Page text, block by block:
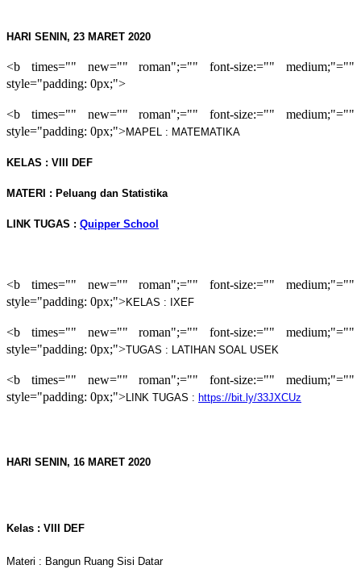
HARI SENIN, 23 MARET 2020
<b times="" new="" roman";="" font-size:="" medium;"=""
style="padding: 0px;">
<b times="" new="" roman";="" font-size:="" medium;"=""
style="padding: 0px;">MAPEL : MATEMATIKA
KELAS : VIII DEF
MATERI : Peluang dan Statistika
LINK TUGAS : Quipper School
<b times="" new="" roman";="" font-size:="" medium;"=""
style="padding: 0px;">KELAS : IXEF
<b times="" new="" roman";="" font-size:="" medium;"=""
style="padding: 0px;">TUGAS : LATIHAN SOAL USEK
<b times="" new="" roman";="" font-size:="" medium;"=""
style="padding: 0px;">LINK TUGAS : https://bit.ly/33JXCUz
HARI SENIN, 16 MARET 2020
Kelas : VIII DEF
Materi : Bangun Ruang Sisi Datar